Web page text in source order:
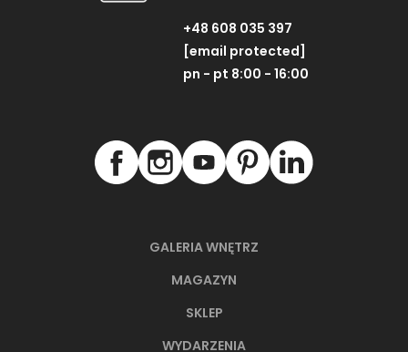
GALERIA WNĘTRZ
MAGAZYN
SKLEP
WYDARZENIA
+48 608 035 397
[email protected]
pn - pt 8:00 - 16:00